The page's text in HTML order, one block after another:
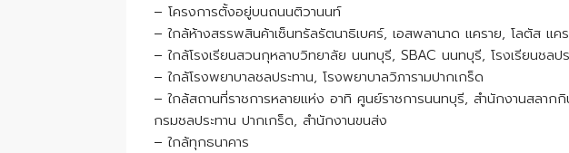
– โครงการตั้งอยู่บนถนนติวานนท์
– ใกล้ห้างสรรพสินค้าเซ็นทรัลรัตนาธิเบศร์, เอสพลานาด แคราย, โลตัส แ
– ใกล้โรงเรียนสวนกุหลาบวิทยาลัย นนทบุรี, SBAC นนทบุรี, โรงเรียนชลป
– ใกล้โรงพยาบาลชลประทาน, โรงพยาบาลวิภารามปากเกร็ด
– ใกล้สถานที่ราชการหลายแห่ง อาทิ ศูนย์ราชการนนทบุรี, สำนักงานสลาก
กรมชลประทาน ปากเกร็ด, สำนักงานขนส่ง
– ใกล้ทุกธนาคาร